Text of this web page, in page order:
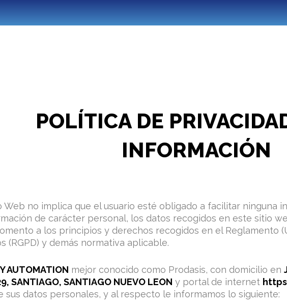
POLÍTICA DE
INFORMACIÓN
Web no implica que el usuario esté obligado a facilitar ninguna
de carácter personal, los datos recogidos en este sitio
a los principios y derechos recogidos en el Reglamento
(RGPD) y demás normativa aplicable.
AUTOMATION mejor conocido como Prodasis, con domicilio en
SANTIAGO, SANTIAGO NUEVO LEON y portal de internet
sus datos personales, y al respecto le informamos lo siguiente: